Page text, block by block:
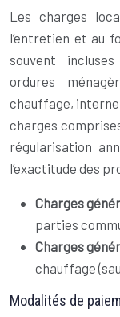
Les charges
l’entretien et au
souvent
ordures
chauffage,
charges
régularisation
l’exactitude des
Charges
parties
Charges
chauffage
Modalités de